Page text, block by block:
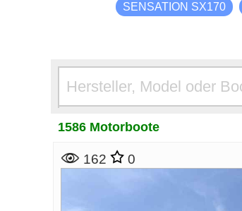
SENSATION SX170
1586 Motorboote
162 0